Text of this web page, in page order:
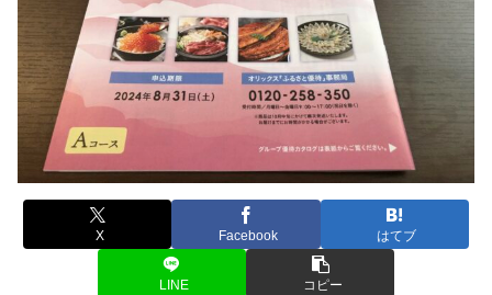
X Facebook はてブ
LINE コピー